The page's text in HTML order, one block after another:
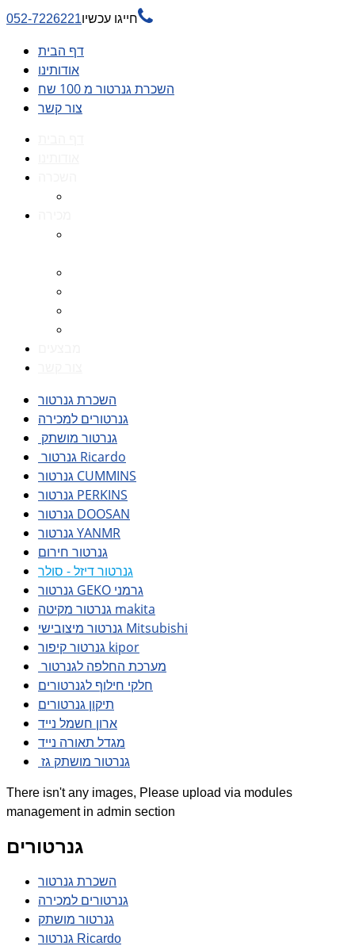
חייגו עכשיו052-7226221 
דף הבית
אודותינו
השכרת גנרטור מ 100 שח
צור קשר
השכרת גנרטור
גנרטורים למכירה
גנרטור מושתק
גנרטור Ricardo
גנרטור CUMMINS
גנרטור PERKINS
גנרטור DOOSAN
גנרטור YANMR
גנרטור חירום
גנרטור דיזל - סולר
גנרטור GEKO גרמני
גנרטור מקיטה makita
גנרטור מיצובישי Mitsubishi
גנרטור קיפור kipor
מערכת החלפה לגנרטור
חלקי חילוף לגנרטורים
תיקון גנרטורים
ארון חשמל נייד
מגדל תאורה נייד
גנרטור מושתק גז
There isn't any images, Please upload via modules
management in admin section
גנרטורים
השכרת גנרטור
גנרטורים למכירה
גנרטור מושתק
גנרטור Ricardo